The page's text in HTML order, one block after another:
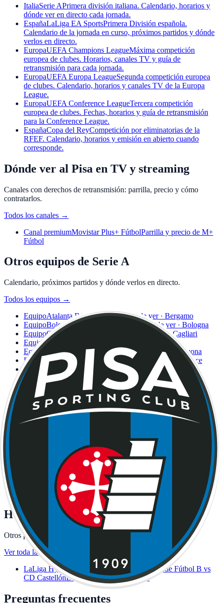
ItaliaSerie APrimera división italiana. Calendario, horarios y
dónde ver en directo cada jornada.
EspañaLaLiga EA SportsPrimera División española.
Calendario de la jornada en curso, próximos partidos y dónde
verlos en directo.
EuropaUEFA Champions LeagueMáxima competición
europea de clubes. Horarios, canales TV y guía de
retransmisión para cada jornada.
EuropaUEFA Europa LeagueSegunda competición europea
de clubes. Calendario, horarios y canales TV de la Europa
League.
EuropaUEFA Conference LeagueTercera competición
europea de clubes. Fechas, horarios y guía de retransmisión
para la Conference League.
EspañaCopa del ReyCompetición por eliminatorias de la
RFEF. Calendario, horarios y emisión en abierto cuando
corresponde.
Dónde ver al Pisa en TV y streaming
Canales con derechos de retransmisión: parrilla, precio y cómo
contratarlos.
Todos los canales →
Canal premiumMovistar Plus+ FútbolParrilla y precio de M+
Fútbol
Otros equipos de Serie A
Calendario, próximos partidos y dónde verlos en directo.
Todos los equipos →
EquipoAtalanta BCCalendario y dónde ver · Bergamo
EquipoBologna FC 1909
Calendario y dónde ver · Bologna
EquipoCagliari Calcio
Calendario y dónde ver · Cagliari
EquipoComo 1907
Calendario y dónde ver · Como
Equipo
US CremoneseCalendario y dónde ver · Cremona
Equipo
ACF Fiorentina
Calendario y dónde ver · Florence
Equipo
Genoa CFCCalendario y dónde ver · Genoa
Equipo Hellas Verona
Calendario y dónde ver · Verona
Equipo FC Internazionale Milano
Calendario y dónde ver ·
Milan
EquipoJuventus FC
Calendario y dónde ver · Turin
SS LazioCalendario y dónde ver · Rome
Equipo
Calendario y dónde ver · Pisa
US SassuoloCalendario y dónde ver · Sassuolo
SSC Napoli
Calendario y dónde ver · Naples
Parma Calcio 1913Calendario y dónde ver · Parma
AS Roma
Calendario y dónde ver · Rome
Torino FCCalendario y dónde ver · Turin
Udinese Calcio Calendario y dónde ver · Udine
Hoy también juegan
Otros partidos de fútbol de la jornada con canal y horario.
Ver toda la jornada
LaLiga Hypermotion · 20:30hReal Sociedad de Fútbol B vs
CD CastellónDónde ver: canal y horario
Preguntas frecuentes